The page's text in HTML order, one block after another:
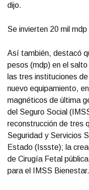
dijo.
Se invierten 20 mil
Así también, destacó
pesos (mdp) en el
las tres instituciones
nuevo equipamiento,
magnéticos de última
del Seguro Social
reconstrucción de tres
Seguridad y Servicios
Estado (Issste); la
de Cirugía Fetal
para el IMSS Bienestar.